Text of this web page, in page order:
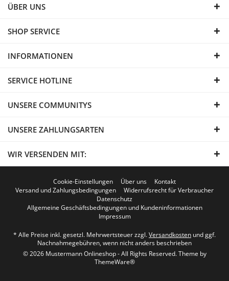
ÜBER UNS
SHOP SERVICE
INFORMATIONEN
SERVICE HOTLINE
UNSERE COMMUNITYS
UNSERE ZAHLUNGSARTEN
WIR VERSENDEN MIT:
Cookie-Einstellungen Über uns
Kontakt
Versand und Zahlungsbedingungen
Widerrufsrecht für Verbraucher
Datenschutz
Allgemeine Geschäftsbedingungen und Kundeninformationen
Impressum
* Alle Preise inkl. gesetzl. Mehrwertsteuer zzgl.Versandkosten und ggf.
Nachnahmegebühren, wenn nicht anders beschrieben
© 2026 Mustermann Onlineshop - All Rights Reserved. Theme by
ThemeWare®